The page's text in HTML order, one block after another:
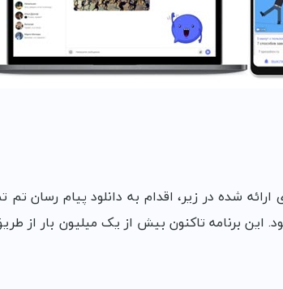
شده در زیر، اقدام به دانلود پیام رسان